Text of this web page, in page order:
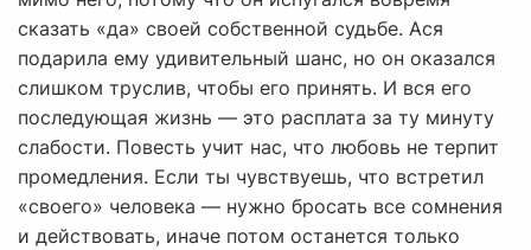
сказать «да» своей собственной судьбе. Ася
подарила ему удивительный шанс, но он оказался
слишком труслив, чтобы его принять. И вся его
последующая жизнь — это расплата за ту минуту
слабости. Повесть учит нас, что любовь не терпит
промедления. Если ты чувствуешь, что встретил
«своего» человека — нужно бросать все сомнения
и действовать, иначе потом останется только